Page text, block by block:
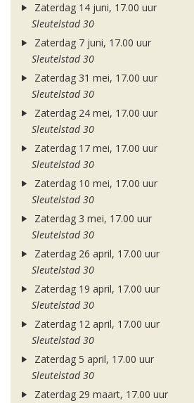
Zaterdag 14 juni, 17.00 uur
Sleutelstad 30
Zaterdag 7 juni, 17.00 uur
Sleutelstad 30
Zaterdag 31 mei, 17.00 uur
Sleutelstad 30
Zaterdag 24 mei, 17.00 uur
Sleutelstad 30
Zaterdag 17 mei, 17.00 uur
Sleutelstad 30
Zaterdag 10 mei, 17.00 uur
Sleutelstad 30
Zaterdag 3 mei, 17.00 uur
Sleutelstad 30
Zaterdag 26 april, 17.00 uur
Sleutelstad 30
Zaterdag 19 april, 17.00 uur
Sleutelstad 30
Zaterdag 12 april, 17.00 uur
Sleutelstad 30
Zaterdag 5 april, 17.00 uur
Sleutelstad 30
Zaterdag 29 maart, 17.00 uur